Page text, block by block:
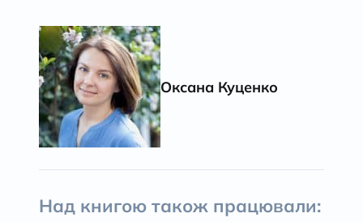
Оксана Куценко
Над книгою також працювали: